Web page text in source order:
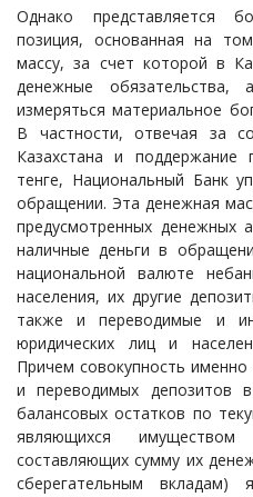
Однако представляется
позиция, основанная на
массу, за счет которой в
денежные
измеряться материальное
В частности, отвечая за
Казахстана и поддержание
тенге, Национальный Банк
обращении. Эта денежная
предусмотренных денежных
наличные деньги в
национальной валюте
населения, их другие
также и переводимые и
юридических лиц и
Причем совокупность
и переводимых депозитов
балансовых остатков по
являющихся
составляющих сумму их
сберегательным вкладам)